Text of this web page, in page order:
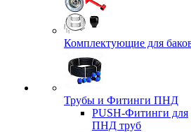
Комплектующие для
Трубы и Фитинги ПНД
PUSH-Фитинги для
ПНД труб